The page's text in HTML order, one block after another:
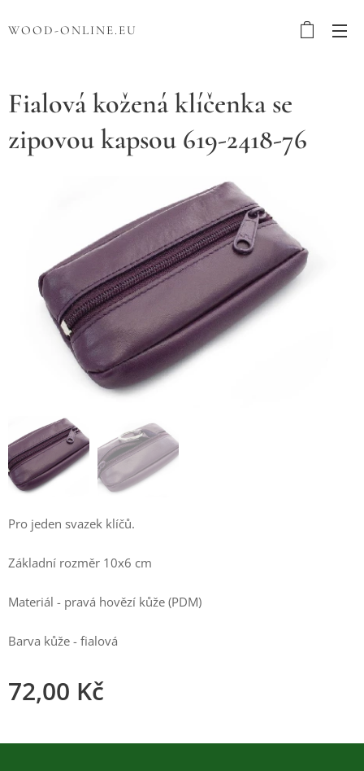
WOOD-ONLINE.EU
Fialová kožená klíčenka se
zipovou kapsou 619-2418-76
Pro jeden svazek klíčů.
Základní rozměr 10x6 cm
Materiál - pravá hovězí kůže (PDM)
Barva kůže - fialová
72,00 Kč